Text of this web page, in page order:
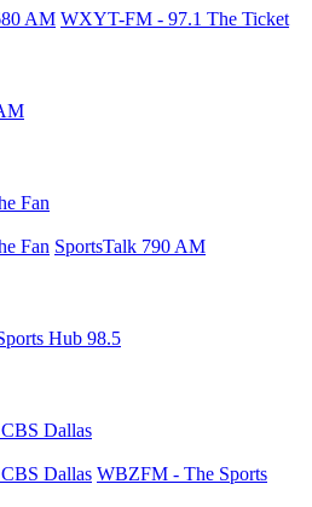
AM WXYT-FM - 97.1 The Ticket
Fan
Fan SportsTalk 790 AM
Hub 98.5
Dallas
Dallas WBZFM - The Sports